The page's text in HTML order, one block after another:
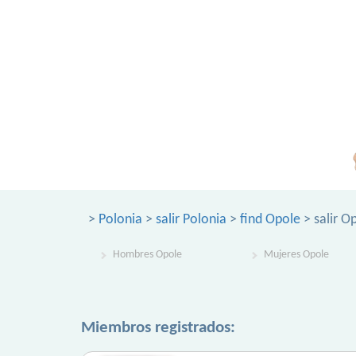
> Polonia > salir Polonia > find Opole > salir
Hombres Opole Mujeres Opole
Miembros registrados: